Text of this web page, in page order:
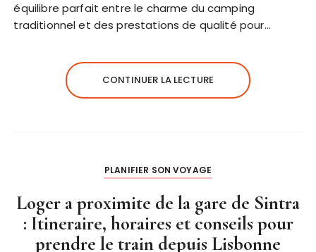
équilibre parfait entre le charme du camping
traditionnel et des prestations de qualité pour…
CONTINUER LA LECTURE
PLANIFIER SON VOYAGE
Loger a proximite de la gare de Sintra
: Itineraire, horaires et conseils pour
prendre le train depuis Lisbonne